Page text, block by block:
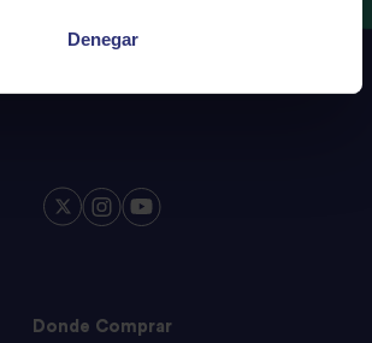
Denegar
Donde Comprar